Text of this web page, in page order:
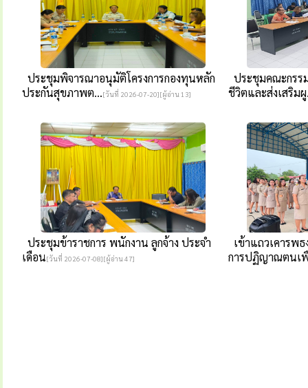
ประชุมพิจารณาอนุมัติโครงการกองทุนหลัก
ประกันสุขภาพต...[วันที่ 2026-07-20][ผู้อ่าน 13]
ประชุมคณะกร
ชีวิตและส่งเสริม
ประชุมข้าราชการ พนักงาน ลูกจ้าง ประจำ
เดือน[วันที่ 2026-07-08][ผู้อ่าน 47]
เข้าแถวเคารพ
การปฏิญาณตนเ